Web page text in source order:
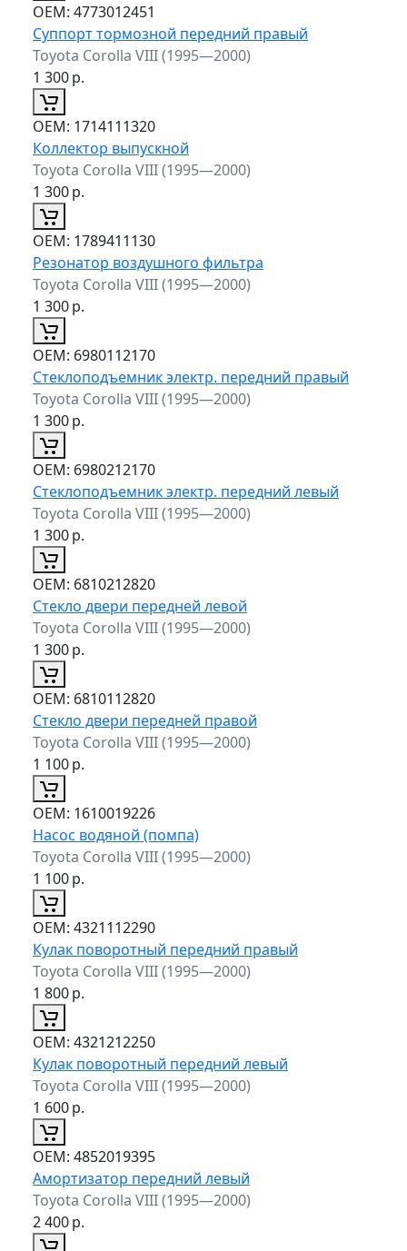
ОЕМ: 4773012451
Суппорт тормозной передний правый
Toyota Corolla VIII (1995—2000)
1 300р.
ОЕМ: 1714111320
Коллектор выпускной
Toyota Corolla VIII (1995—2000)
1 300р.
ОЕМ: 1789411130
Резонатор воздушного фильтра
Toyota Corolla VIII (1995—2000)
1 300р.
ОЕМ: 6980112170
Стеклоподъемник электр. передний правый
Toyota Corolla VIII (1995—2000)
1 300р.
ОЕМ: 6980212170
Стеклоподъемник электр. передний левый
Toyota Corolla VIII (1995—2000)
1 300р.
ОЕМ: 6810212820
Стекло двери передней левой
Toyota Corolla VIII (1995—2000)
1 300р.
ОЕМ: 6810112820
Стекло двери передней правой
Toyota Corolla VIII (1995—2000)
1 100р.
ОЕМ: 1610019226
Насос водяной (помпа)
Toyota Corolla VIII (1995—2000)
1 100р.
ОЕМ: 4321112290
Кулак поворотный передний правый
Toyota Corolla VIII (1995—2000)
1 800р.
ОЕМ: 4321212250
Кулак поворотный передний левый
Toyota Corolla VIII (1995—2000)
1 600р.
ОЕМ: 4852019395
Амортизатор передний левый
Toyota Corolla VIII (1995—2000)
2 400р.